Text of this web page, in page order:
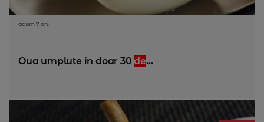
acum 7 ani
Oua umplute in doar 30de...